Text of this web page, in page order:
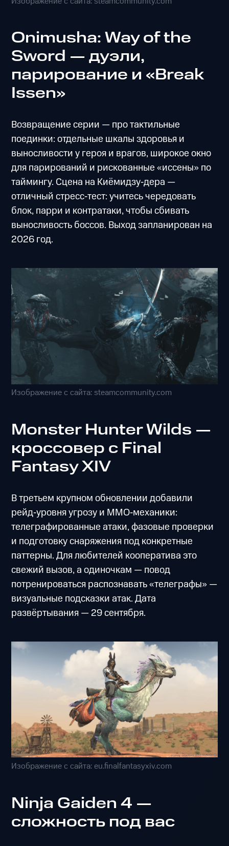
Onimusha: Way of the
Sword — дуэли,
парирование и «Break
Issen»
Возвращение серии — про тактильные
поединки: отдельные шкалы здоровья и
выносливости у героя и врагов, широкое окно
для парирований и рискованные «иссены» по
таймингу. Сцена на Киёмидзу‑дера —
отличный стресс‑тест: учитесь чередовать
блок, парри и контратаки, чтобы сбивать
выносливость боссов. Выход запланирован на
2026 год.
Изображение с сайта: steamcommunity.com
Monster Hunter Wilds —
кроссовер с Final
Fantasy XIV
В третьем крупном обновлении добавили
рейд‑уровня угрозу и MMO‑механики:
телеграфированные атаки, фазовые проверки
и подготовку снаряжения под конкретные
паттерны. Для любителей кооператива это
свежий вызов, а одиночкам — повод
потренироваться распознавать «телеграфы» —
визуальные подсказки атак. Дата
развёртывания — 29 сентября.
Изображение с сайта: eu.finalfantasyxiv.com
Ninja Gaiden 4 —
сложность под вас